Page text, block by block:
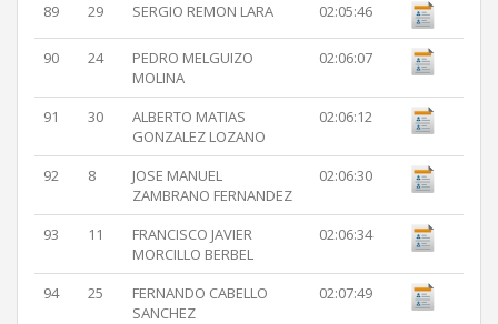
89 29 SERGIO REMON LARA 02:05:46
90 24
PEDRO MELGUIZO
MOLINA
02:06:07
91 30
ALBERTO MATIAS
GONZALEZ LOZANO
02:06:12
92 8
JOSE MANUEL
ZAMBRANO FERNANDEZ
02:06:30
93 11
FRANCISCO JAVIER
MORCILLO BERBEL
02:06:34
94 25
FERNANDO CABELLO
SANCHEZ
02:07:49